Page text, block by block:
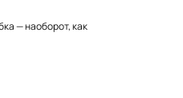
— наоборот, как